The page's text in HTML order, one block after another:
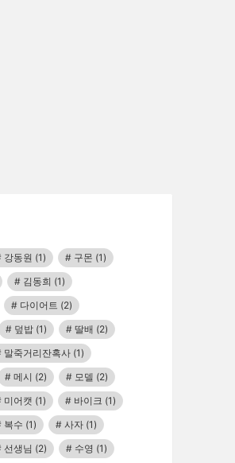
강동원 (1) 구몬 (1)
김동희 (1)
다이어트 (2)
덮밥 (1) 딸배 (2)
말죽거리잔혹사 (1)
메시 (2) 모델 (2)
미어캣 (1) 바이크 (1)
복수 (1) 사자 (1)
선생님 (2) 수영 (1)